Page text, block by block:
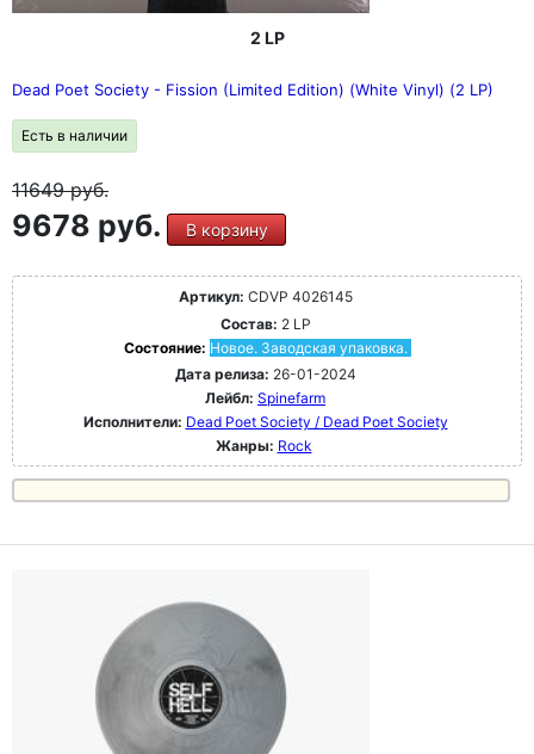
2 LP
Dead Poet Society - Fission (Limited Edition) (White Vinyl) (2 LP)
Есть в наличии
11649руб.
9678 руб. В корзину
Артикул: CDVP 4026145
Состав: 2 LP
Состояние: Новое. Заводская упаковка.
Дата релиза: 26-01-2024
Лейбл: Spinefarm
Исполнители: Dead Poet Society / Dead Poet Society
Жанры: Rock